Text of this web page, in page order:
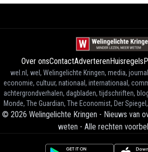
Over onsContactAdverterenHuisregels
wel.nl, wel, Welingelichte Kringen, media,
economie, cultuur, nationaal, internationaal,
achtergrondverhalen, dagbladen, tijdschriften,
Monde, The Guardian, The Economist, Der
© 2026 Welingelichte Kringen - Nieuws van
weten - Alle rechten